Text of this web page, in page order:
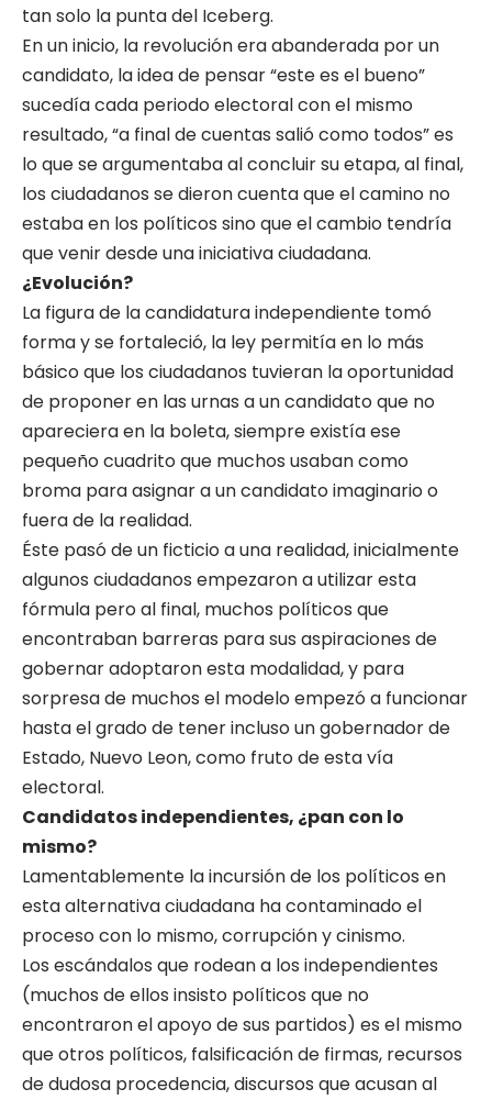
tan solo la punta del Iceberg.
En un inicio, la revolución era abanderada por un
candidato, la idea de pensar “este es el bueno”
sucedía cada periodo electoral con el mismo
resultado, “a final de cuentas salió como todos” es
lo que se argumentaba al concluir su etapa, al final,
los ciudadanos se dieron cuenta que el camino no
estaba en los políticos sino que el cambio tendría
que venir desde una iniciativa ciudadana.
¿Evolución?
La figura de la candidatura independiente tomó
forma y se fortaleció, la ley permitía en lo más
básico que los ciudadanos tuvieran la oportunidad
de proponer en las urnas a un candidato que no
apareciera en la boleta, siempre existía ese
pequeño cuadrito que muchos usaban como
broma para asignar a un candidato imaginario o
fuera de la realidad.
Éste pasó de un ficticio a una realidad, inicialmente
algunos ciudadanos empezaron a utilizar esta
fórmula pero al final, muchos políticos que
encontraban barreras para sus aspiraciones de
gobernar adoptaron esta modalidad, y para
sorpresa de muchos el modelo empezó a funcionar
hasta el grado de tener incluso un gobernador de
Estado, Nuevo Leon, como fruto de esta vía
electoral.
Candidatos independientes, ¿pan con lo
mismo?
Lamentablemente la incursión de los políticos en
esta alternativa ciudadana ha contaminado el
proceso con lo mismo, corrupción y cinismo.
Los escándalos que rodean a los independientes
(muchos de ellos insisto políticos que no
encontraron el apoyo de sus partidos) es el mismo
que otros políticos, falsificación de firmas, recursos
de dudosa procedencia, discursos que acusan al